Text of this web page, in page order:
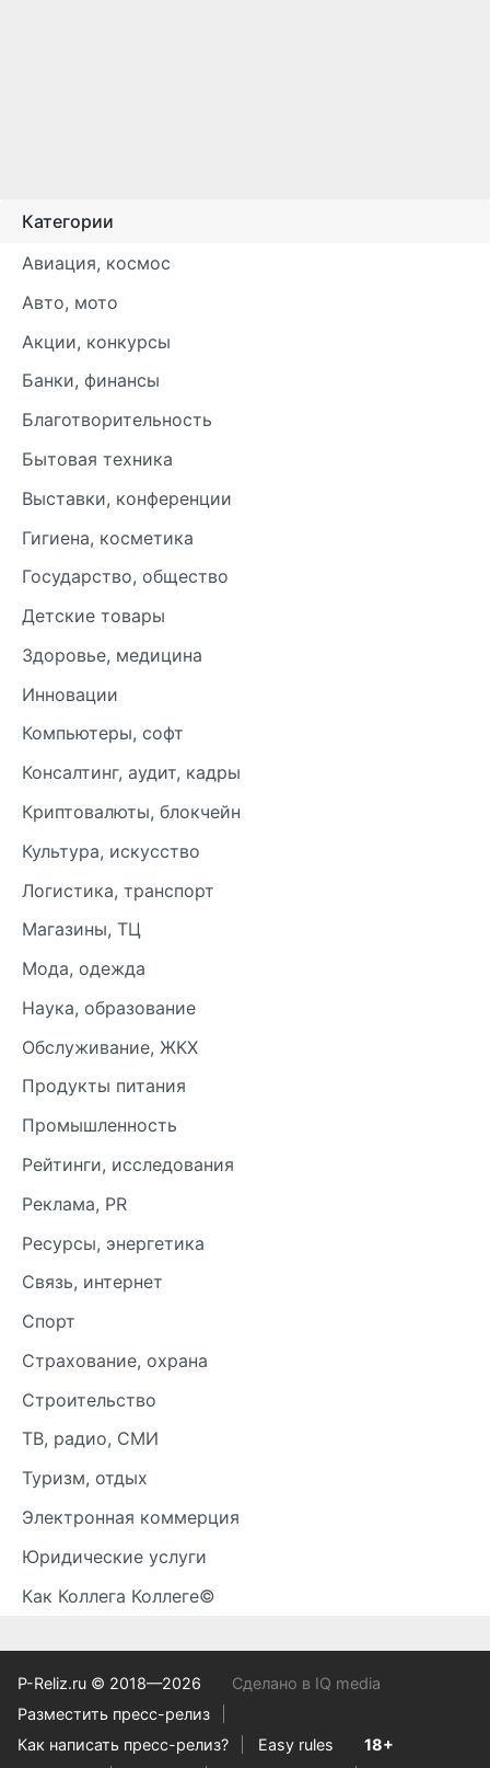
Категории
Авиация, космос
Авто, мото
Акции, конкурсы
Банки, финансы
Благотворительность
Бытовая техника
Выставки, конференции
Гигиена, косметика
Государство, общество
Детские товары
Здоровье, медицина
Инновации
Компьютеры, софт
Консалтинг, аудит, кадры
Криптовалюты, блокчейн
Культура, искусство
Логистика, транспорт
Магазины, ТЦ
Мода, одежда
Наука, образование
Обслуживание, ЖКХ
Продукты питания
Промышленность
Рейтинги, исследования
Реклама, PR
Ресурсы, энергетика
Связь, интернет
Спорт
Страхование, охрана
Строительство
ТВ, радио, СМИ
Туризм, отдых
Электронная коммерция
Юридические услуги
Как Коллега Коллеге©
P-Reliz.ru © 2018—2026
Сделано в IQ media
Разместить пресс-релиз
Как написать пресс-релиз?
Easy rules
18+